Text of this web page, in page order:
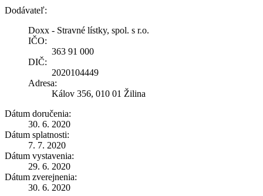
Dodávateľ:
Doxx - Stravné lístky, spol. s r.o.
IČO:
363 91 000
DIČ:
2020104449
Adresa:
Kálov 356, 010 01 Žilina
Dátum doručenia:
30. 6. 2020
Dátum splatnosti:
7. 7. 2020
Dátum vystavenia:
29. 6. 2020
Dátum zverejnenia:
30. 6. 2020